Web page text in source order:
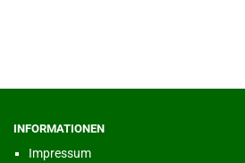
INFORMATIONEN
Impressum